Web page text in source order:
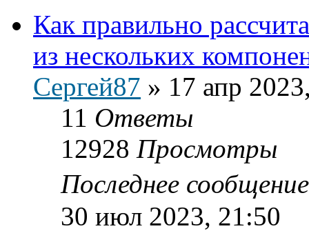
Как правильно
из нескольких
Сергей87 » 17 апр
11 Ответы
12928 Просмотры
Последнее
30 июл 2023, 21:50